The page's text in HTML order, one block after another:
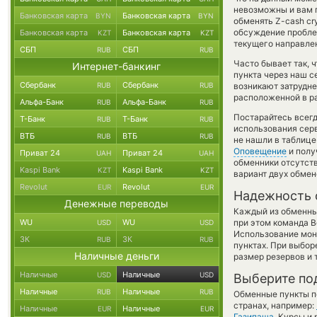
невозможны и вам
обменять Z-cash
обсуждение
текущего
Часто бывает так,
пункта через наш
возникают
расположенной в
Постарайтесь
использования
не нашли в
Оповещение и
обменники
вариант двух
Надежность
Каждый из
при этом команда
Использование
пунктах. При
размер резервов и
Выберите
Обменные пункты
странах, например:
Банковская карта BYN Банковская карта BYN
Банковская карта KZT Банковская карта KZT
СБП RUB СБП RUB
Интернет-банкинг
Сбербанк RUB Сбербанк RUB
Альфа-Банк RUB Альфа-Банк RUB
Т-Банк RUB Т-Банк RUB
ВТБ RUB ВТБ RUB
Приват 24 UAH Приват 24 UAH
Kaspi Bank KZT Kaspi Bank KZT
Revolut EUR Revolut EUR
Денежные переводы
WU USD WU USD
ЗК RUB ЗК RUB
Наличные деньги
Наличные USD Наличные USD
Наличные RUB Наличные RUB
Наличные EUR Наличные EUR